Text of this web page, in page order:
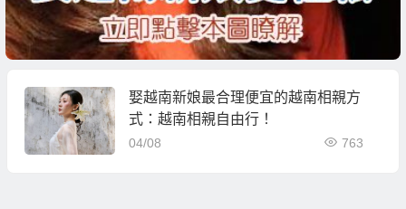
娶越南新娘最合理便宜的越南相親方
式：越南相親自由行！
04/08 763